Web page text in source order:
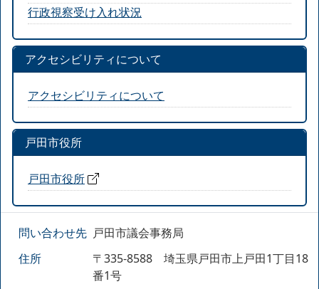
行政視察受け入れ状況
アクセシビリティについて
アクセシビリティについて
戸田市役所
戸田市役所
問い合わせ先 戸田市議会事務局
住所
〒335-8588 埼玉県戸田市上戸田1丁目18
番1号